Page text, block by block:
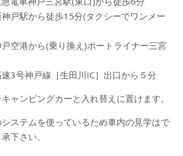
神戸駅から徒歩15分(タクシーでワンメー
戸空港から(乗り換え)ポートライナー三宮
速3号神戸線［生田川IC］出口から５分
ャンピングカーと入れ替えに置けます。
ステムを使っているため車内の見学はで
下さい。